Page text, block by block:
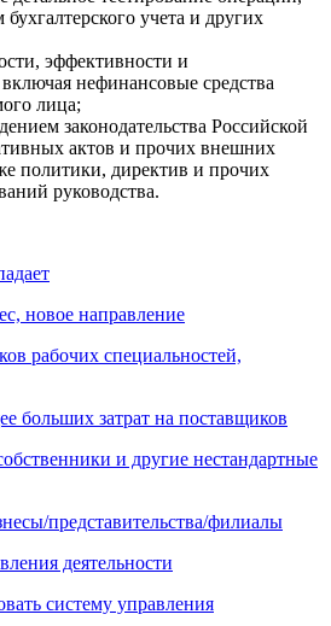
бухгалтерского учета и других
эффективности и
включая нефинансовые средства
лица;
законодательства Российской
актов и прочих внешних
политики, директив и прочих
руководства.
новое направление
рабочих специальностей,
больших затрат на поставщиков
и другие нестандартные
представительства/филиалы
деятельности
систему управления